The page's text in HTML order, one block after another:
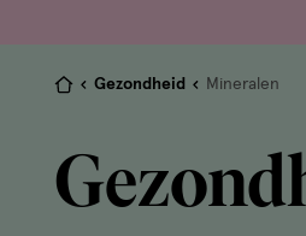
footer
Je
Gezondheid Mineralen